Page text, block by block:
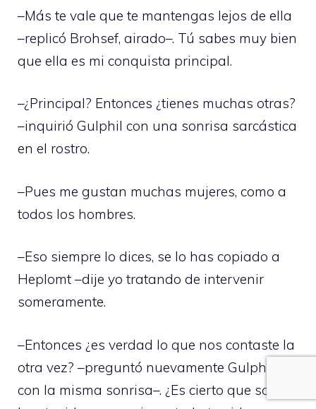
–Más te vale que te mantengas lejos de ella
–replicó Brohsef, airado–. Tú sabes muy bien
que ella es mi conquista principal.
–¿Principal? Entonces ¿tienes muchas otras?
–inquirió Gulphil con una sonrisa sarcástica
en el rostro.
–Pues me gustan muchas mujeres, como a
todos los hombres.
–Eso siempre lo dices, se lo has copiado a
Heplomt –dije yo tratando de intervenir
someramente.
–Entonces ¿es verdad lo que nos contaste la
otra vez? –preguntó nuevamente Gulphil,
con la misma sonrisa–. ¿Es cierto que solo